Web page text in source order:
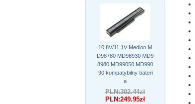
10,8V/11,1V Medion M
D98780 MD98930 MD9
8980 MD99050 MD990
90 kompatybilny bateri
a
PLN:302.44zł
PLN:249.95zł